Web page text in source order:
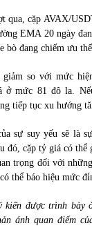
qua, cặp AVAX/
EMA 20 ngày
bò đang chiếm ưu
giảm so với mức
ở mức 81 đô la.
tiếp tục xu hướng
sự suy yếu sẽ là
đó, cặp tỷ giá có
trọng đối với
thể báo hiệu mức
kiến được trình bày
ánh quan điểm